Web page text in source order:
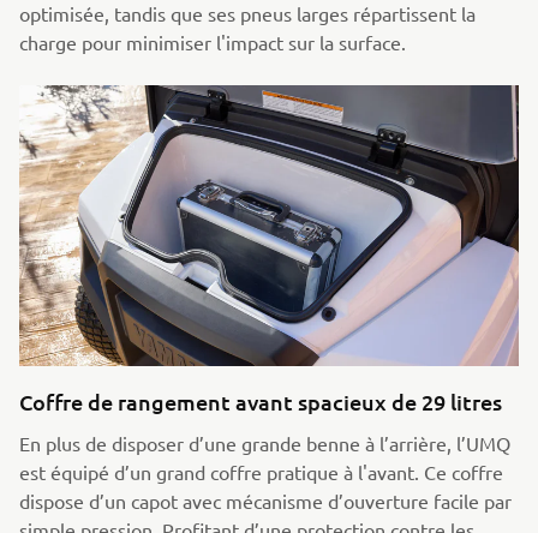
optimisée, tandis que ses pneus larges répartissent la
charge pour minimiser l'impact sur la surface.
Coffre de rangement avant spacieux de 29 litres
En plus de disposer d’une grande benne à l’arrière, l’UMQ
est équipé d’un grand coffre pratique à l'avant. Ce coffre
dispose d’un capot avec mécanisme d’ouverture facile par